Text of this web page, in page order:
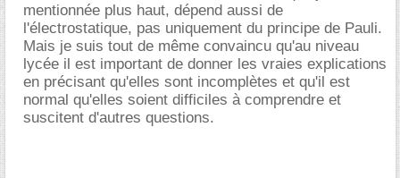
mentionnée plus haut, dépend aussi de
l'électrostatique, pas uniquement du principe de Pauli.
Mais je suis tout de même convaincu qu'au niveau
lycée il est important de donner les vraies explications
en précisant qu'elles sont incomplètes et qu'il est
normal qu'elles soient difficiles à comprendre et
suscitent d'autres questions.